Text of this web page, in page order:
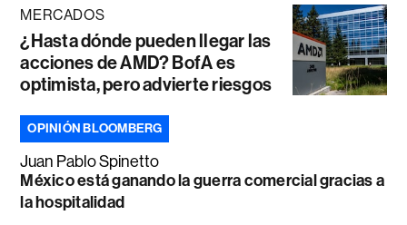
MERCADOS
¿Hasta dónde pueden llegar las
acciones de AMD? BofA es
optimista, pero advierte riesgos
OPINIÓN BLOOMBERG
Juan Pablo Spinetto
México está ganando la guerra comercial gracias a
la hospitalidad